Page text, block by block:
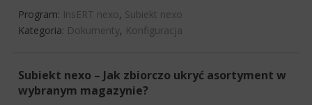
Program: InsERT nexo, Subiekt nexo
Kategoria: Dokumenty, Konfiguracja
Subiekt nexo – Jak zbiorczo ukryć asortyment w
wybranym magazynie?